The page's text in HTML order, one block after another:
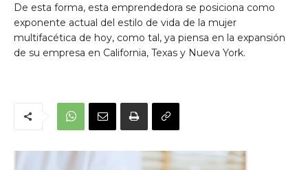
De esta forma, esta emprendedora se posiciona como
exponente actual del estilo de vida de la mujer
multifacética de hoy, como tal, ya piensa en la expansión
de su empresa en California, Texas y Nueva York.